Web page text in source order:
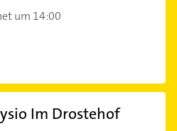
um 14:00
Im Drostehof